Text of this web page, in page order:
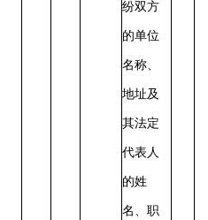
纷双方
的单位
名称、
地址及
其法定
代表人
的姓
名、职